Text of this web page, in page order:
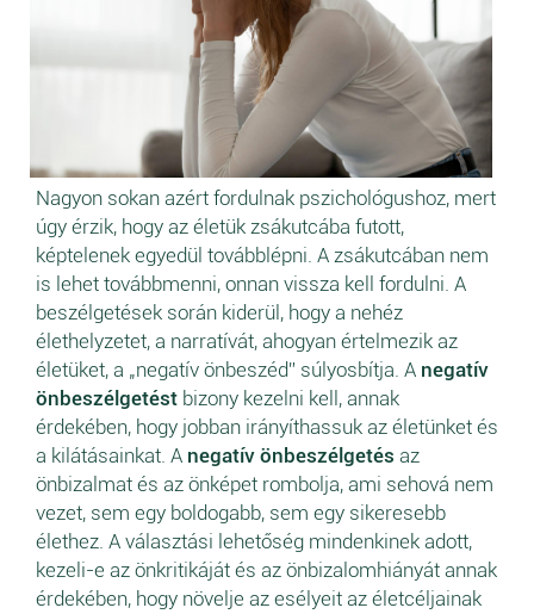
Nagyon sokan azért fordulnak pszichológushoz, mert
úgy érzik, hogy az életük zsákutcába futott,
képtelenek egyedül továbblépni. A zsákutcában nem
is lehet továbbmenni, onnan vissza kell fordulni. A
beszélgetések során kiderül, hogy a nehéz
élethelyzetet, a narratívát, ahogyan értelmezik az
életüket, a „negatív önbeszéd” súlyosbítja. A negatív
önbeszélgetést bizony kezelni kell, annak
érdekében, hogy jobban irányíthassuk az életünket és
a kilátásainkat. A negatív önbeszélgetés az
önbizalmat és az önképet rombolja, ami sehová nem
vezet, sem egy boldogabb, sem egy sikeresebb
élethez. A választási lehetőség mindenkinek adott,
kezeli-e az önkritikáját és az önbizalomhiányát annak
érdekében, hogy növelje az esélyeit az életcéljainak